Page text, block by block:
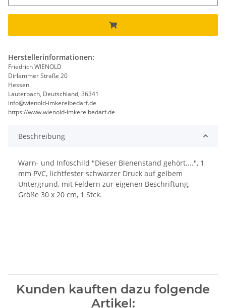
Herstellerinformationen:
Friedrich WIENOLD
Dirlammer Straße 20
Hessen
Lauterbach, Deutschland, 36341
info@wienold-imkereibedarf.de
https://www.wienold-imkereibedarf.de
Beschreibung
Warn- und Infoschild "Dieser Bienenstand gehört....", 1
mm PVC, lichtfester schwarzer Druck auf gelbem
Untergrund, mit Feldern zur eigenen Beschriftung,
Größe 30 x 20 cm, 1 Stck.
Kunden kauften dazu folgende
Artikel: